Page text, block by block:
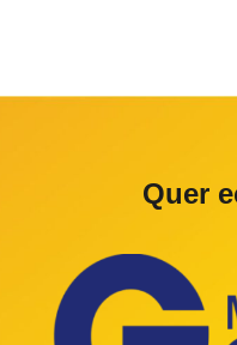
Quer